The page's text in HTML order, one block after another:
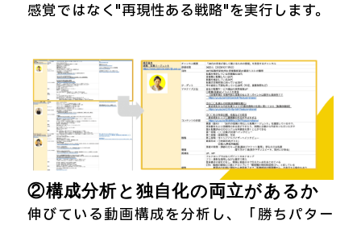
感覚ではなく"再現性ある戦略"を実行します。
②構成分析と独自化の両立があるか
伸びている動画構成を分析し、「勝ちパター